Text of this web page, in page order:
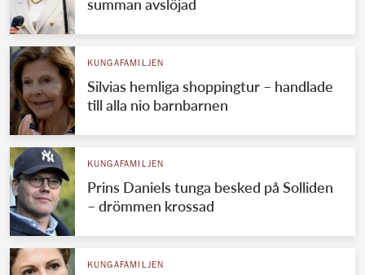
summan avslöjad
KUNGAFAMILJEN
Silvias hemliga shoppingtur – handlade
till alla nio barnbarnen
KUNGAFAMILJEN
Prins Daniels tunga besked på Solliden
– drömmen krossad
KUNGAFAMILJEN